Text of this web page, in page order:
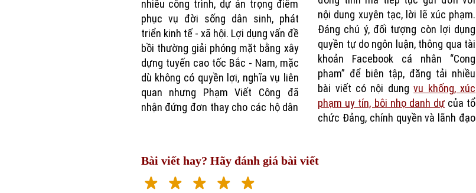
nhiều công trình, dự án trọng điểm
phục vụ đời sống dân sinh, phát
triển kinh tế - xã hội. Lợi dụng vấn đề
bồi thường giải phóng mặt bằng xây
dựng tuyến cao tốc Bắc - Nam, mặc
dù không có quyền lợi, nghĩa vụ liên
quan nhưng Phạm Viết Công đã
nhận đứng đơn thay cho các hộ dân
nội dung xuyên tạc, lời lẽ xúc phạm.
Đáng chú ý, đối tượng còn lợi dụng
quyền tự do ngôn luận, thông qua tài
khoản Facebook cá nhân “Cong
pham” để biên tập, đăng tải nhiều
bài viết có nội dungvu khống, xúc
phạm uy tín, bôi nhọ danh dự của tổ
chức Đảng, chính quyền và lãnh đạo
Bài viết hay? Hãy đánh giá bài viết